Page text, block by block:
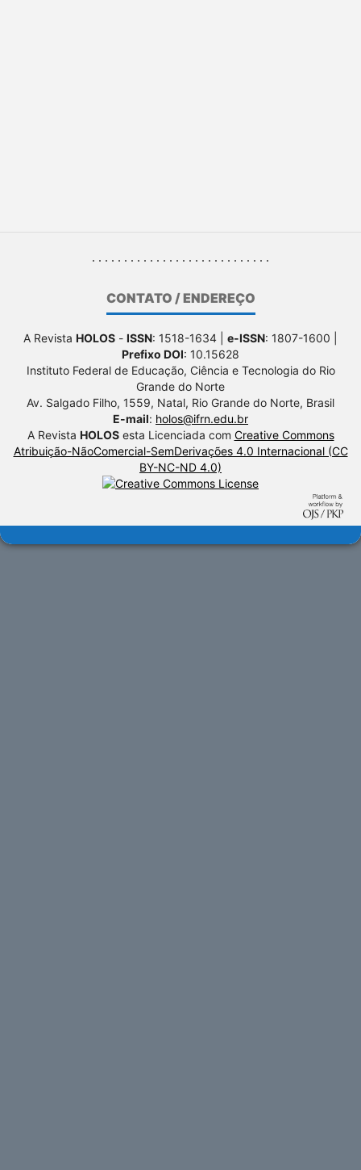
CONTATO / ENDEREÇO
A Revista HOLOS - ISSN: 1518-1634 | e-ISSN: 1807-1600 |
Prefixo DOI: 10.15628
Instituto Federal de Educação, Ciência e Tecnologia do Rio
Grande do Norte
Av. Salgado Filho, 1559, Natal, Rio Grande do Norte, Brasil
E-mail: holos@ifrn.edu.br
A Revista HOLOSesta Licenciada com Creative Commons
Atribuição-NãoComercial-SemDerivações 4.0 Internacional (CC
BY-NC-ND 4.0)